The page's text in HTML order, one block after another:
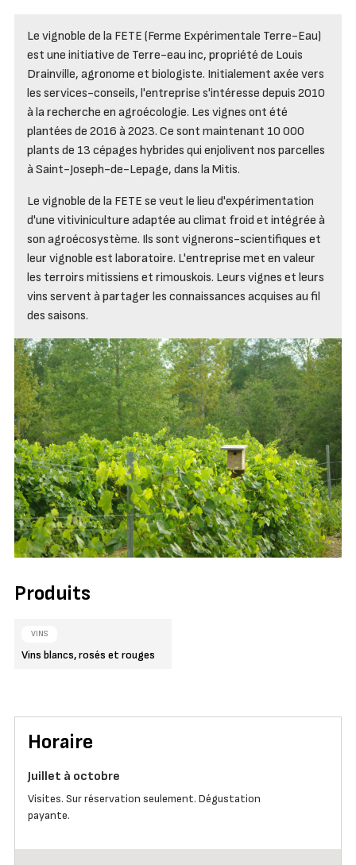
Le vignoble de la FETE (Ferme Expérimentale Terre-Eau)
est une initiative de Terre-eau inc, propriété de Louis
Drainville, agronome et biologiste. Initialement axée vers
les services-conseils, l'entreprise s'intéresse depuis 2010
à la recherche en agroécologie. Les vignes ont été
plantées de 2016 à 2023. Ce sont maintenant 10 000
plants de 13 cépages hybrides qui enjolivent nos parcelles
à Saint-Joseph-de-Lepage, dans la Mitis.
Le vignoble de la FETE se veut le lieu d'expérimentation
d'une vitiviniculture adaptée au climat froid et intégrée à
son agroécosystème. Ils sont vignerons-scientifiques et
leur vignoble est laboratoire. L'entreprise met en valeur
les terroirs mitissiens et rimouskois. Leurs vignes et leurs
vins servent à partager les connaissances acquises au fil
des saisons.
Produits
VINS
Vins blancs, rosés et rouges
Horaire
Juillet à octobre
Visites. Sur réservation seulement. Dégustation
payante.